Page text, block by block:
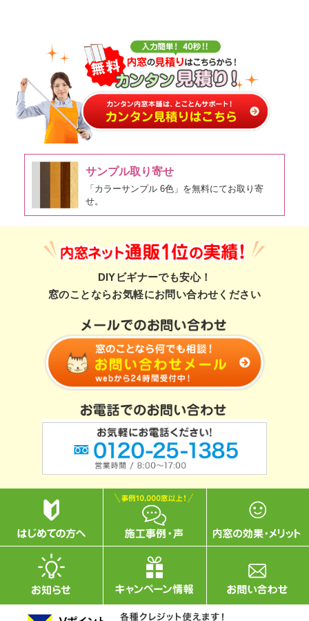
サンプル取り寄せ
「カラーサンプル 6色」を無料にてお取り寄
せ。
DIYビギナーでも安心！
窓のことならお気軽にお問い合わせください